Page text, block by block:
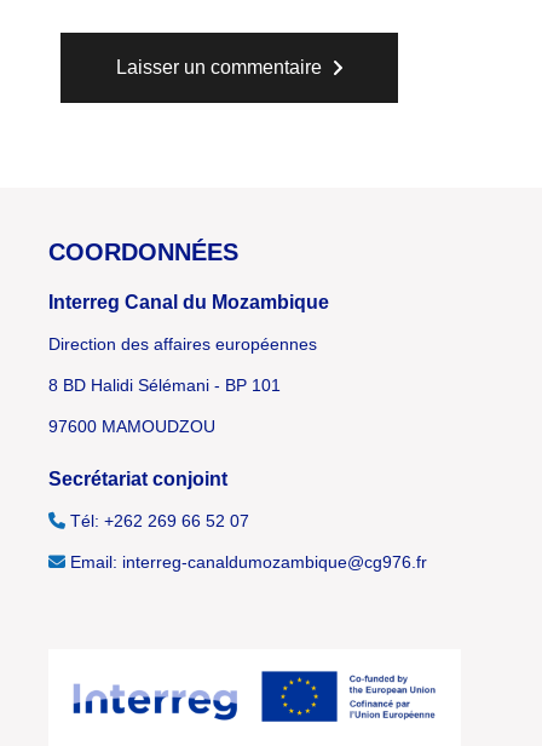
Laisser un commentaire
COORDONNÉES
Interreg Canal du Mozambique
Direction des affaires européennes
8 BD Halidi Sélémani - BP 101
97600 MAMOUDZOU
Secrétariat conjoint
Tél: +262 269 66 52 07
Email: interreg-canaldumozambique@cg976.fr